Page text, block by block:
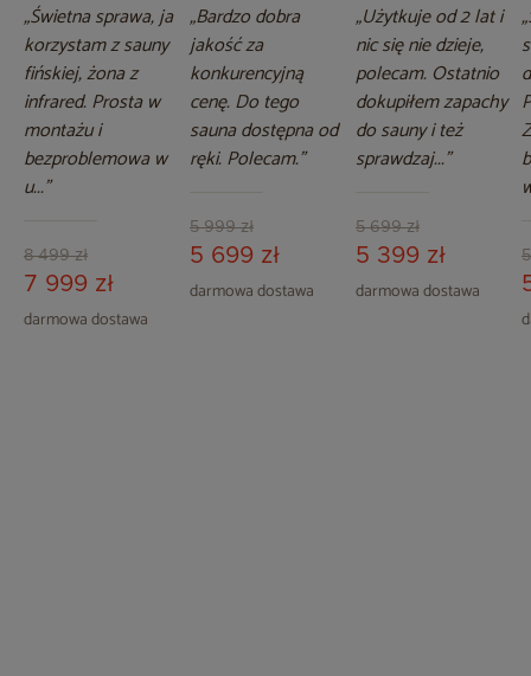
„Świetna sprawa, ja
korzystam z sauny
fińskiej, żona z
infrared. Prosta w
montażu i
bezproblemowa w
u...”
8 499 zł
7 999 zł
darmowa dostawa
„Bardzo dobra
jakość za
konkurencyjną
cenę. Do tego
sauna dostępna od
ręki. Polecam.”
5 999 zł
5 699 zł
darmowa dostawa
„Użytkuje od 2 lat i
nic się nie dzieje,
polecam. Ostatnio
dokupiłem zapachy
do sauny i też
sprawdzaj...”
5 699 zł
5 399 zł
darmowa dostawa